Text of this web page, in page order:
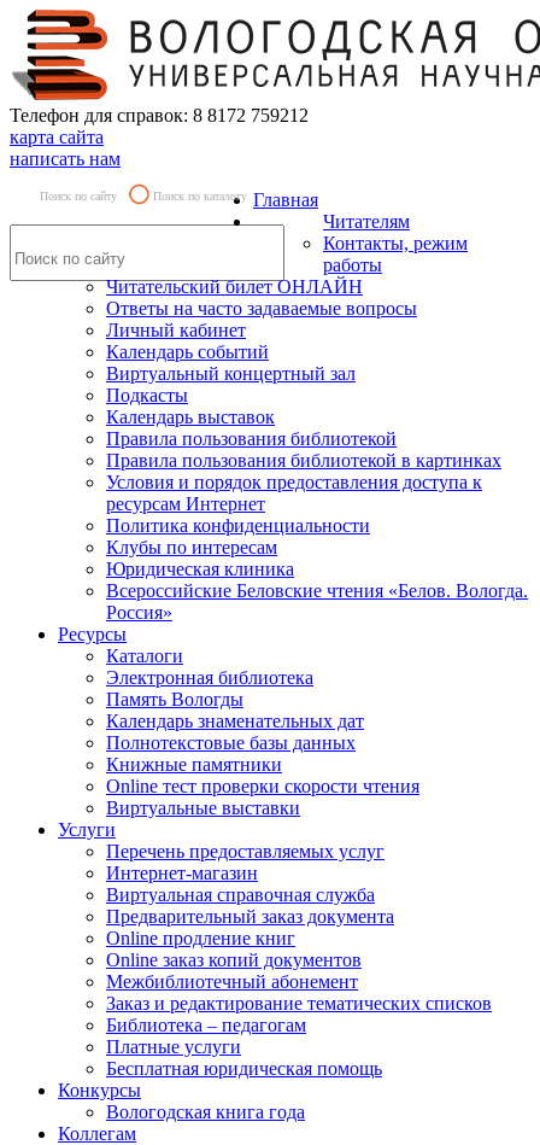
Телефон для справок: 8 8172 759212
карта сайта
написать нам
Поиск по сайту Поиск по каталогу Главная
Читателям
Контакты, режим
работы
Читательский билет ОНЛАЙН
Ответы на часто задаваемые вопросы
Личный кабинет
Календарь событий
Виртуальный концертный зал
Подкасты
Календарь выставок
Правила пользования библиотекой
Правила пользования библиотекой в картинках
Условия и порядок предоставления доступа к
ресурсам Интернет
Политика конфиденциальности
Клубы по интересам
Юридическая клиника
Всероссийские Беловские чтения «Белов. Вологда.
Россия»
Ресурсы
Каталоги
Электронная библиотека
Память Вологды
Календарь знаменательных дат
Полнотекстовые базы данных
Книжные памятники
Online тест проверки скорости чтения
Виртуальные выставки
Услуги
Перечень предоставляемых услуг
Интернет-магазин
Виртуальная справочная служба
Предварительный заказ документа
Online продление книг
Online заказ копий документов
Межбиблиотечный абонемент
Заказ и редактирование тематических списков
Библиотека – педагогам
Платные услуги
Бесплатная юридическая помощь
Конкурсы
Вологодская книга года
Коллегам